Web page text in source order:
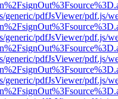
generic/pdfJsViewer/pdf.js/
generic/pdfJsViewer/pdf.js/
generic/pdfJsViewer/pdf.js/
generic/pdfJsViewer/pdf.js/